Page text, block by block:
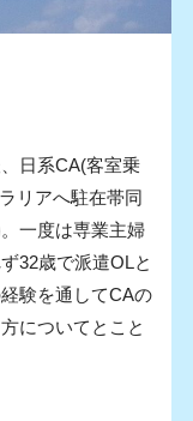
日系CA(客室乗
リアへ駐在帯同
一度は専業主婦
32歳で派遣OLと
験を通してCAの
についてとこと